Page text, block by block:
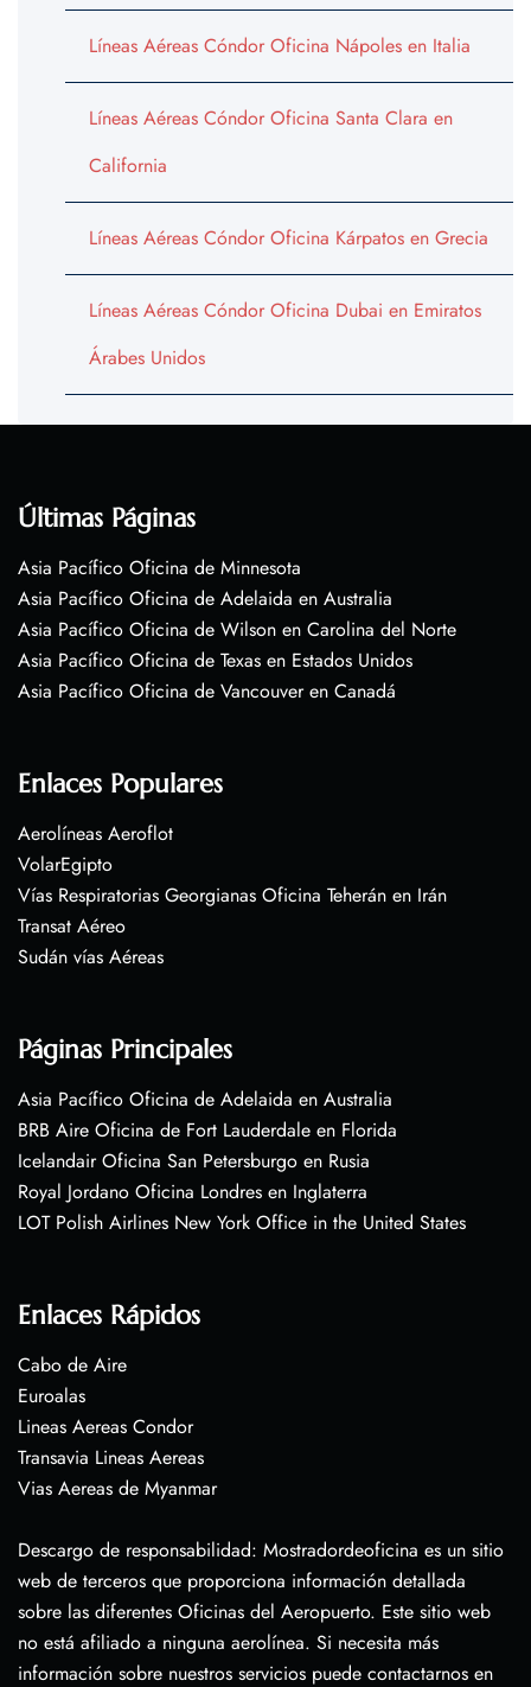
Líneas Aéreas Cóndor Oficina Nápoles en Italia
Líneas Aéreas Cóndor Oficina Santa Clara en
California
Líneas Aéreas Cóndor Oficina Kárpatos en Grecia
Líneas Aéreas Cóndor Oficina Dubai en Emiratos
Árabes Unidos
Últimas Páginas
Asia Pacífico Oficina de Minnesota
Asia Pacífico Oficina de Adelaida en Australia
Asia Pacífico Oficina de Wilson en Carolina del Norte
Asia Pacífico Oficina de Texas en Estados Unidos
Asia Pacífico Oficina de Vancouver en Canadá
Enlaces Populares
Aerolíneas Aeroflot
VolarEgipto
Vías Respiratorias Georgianas Oficina Teherán en Irán
Transat Aéreo
Sudán vías Aéreas
Páginas Principales
Asia Pacífico Oficina de Adelaida en Australia
BRB Aire Oficina de Fort Lauderdale en Florida
Icelandair Oficina San Petersburgo en Rusia
Royal Jordano Oficina Londres en Inglaterra
LOT Polish Airlines New York Office in the United States
Enlaces Rápidos
Cabo de Aire
Euroalas
Lineas Aereas Condor
Transavia Lineas Aereas
Vias Aereas de Myanmar
Descargo de responsabilidad: Mostradordeoficina es un sitio
web de terceros que proporciona información detallada
sobre las diferentes Oficinas del Aeropuerto. Este sitio web
no está afiliado a ninguna aerolínea. Si necesita más
información sobre nuestros servicios puede contactarnos en